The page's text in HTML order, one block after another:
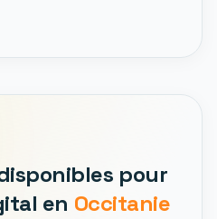
pour
en Occitanie